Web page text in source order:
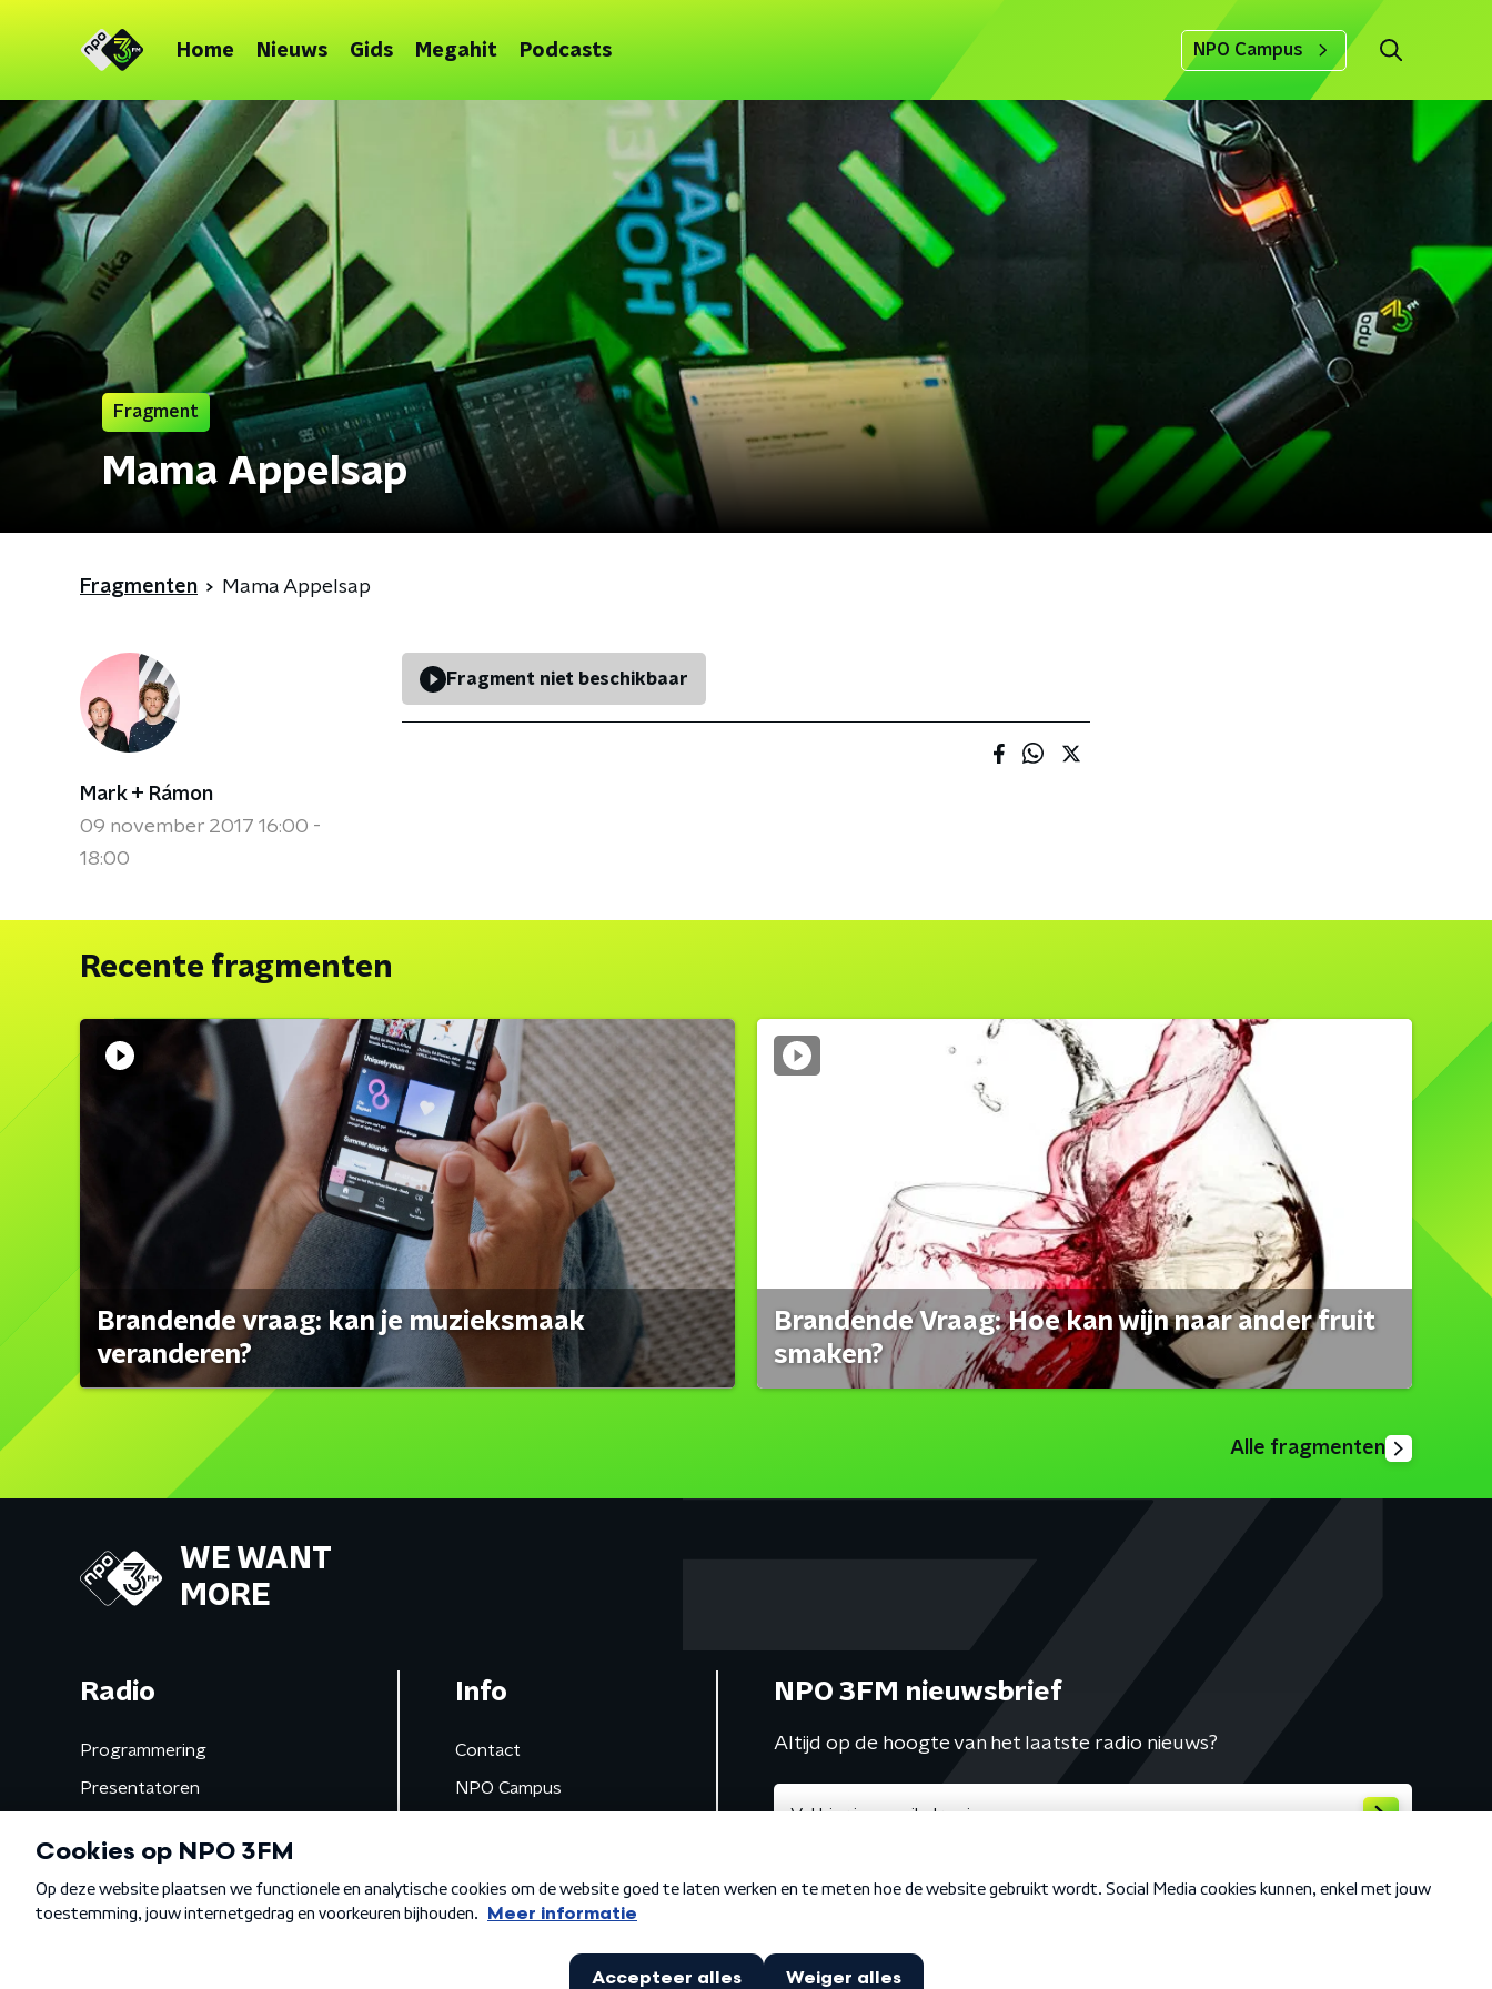
Home Nieuws Gids Megahit Podcasts NPO Campus
Fragment
Mama Appelsap
Fragmenten Mama Appelsap
Mark + Rámon
09 november 2017 16:00 -
18:00
Fragment niet beschikbaar
Recente fragmenten
Brandende vraag: kan je muzieksmaak
veranderen?
Brandende Vraag: Hoe kan wijn naar ander fruit
smaken?
Alle fragmenten
WE WANT
MORE
Radio
Programmering
Presentatoren
Gemist
Info
Contact
NPO Campus
NPO 3FM nieuwsbrief
Altijd op de hoogte van het laatste radio nieuws?
Algemene voorwaarden Privacybeleid